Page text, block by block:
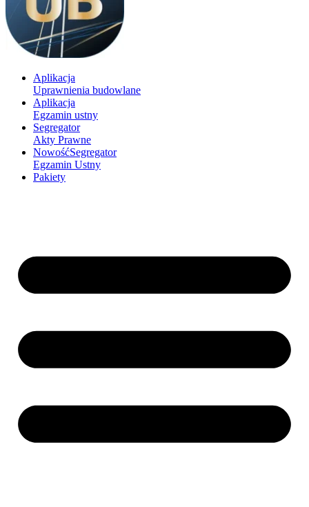
Aplikacja
Uprawnienia budowlane
Aplikacja
Egzamin ustny
Segregator
Akty Prawne
NowośćSegregator
Egzamin Ustny
Pakiety